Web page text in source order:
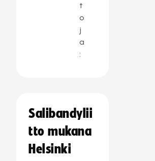
t
o
j
a
:
Salibandylii
tto mukana
Helsinki